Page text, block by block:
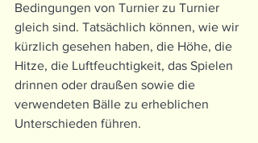
Bedingungen von Turnier zu Turnier
gleich sind. Tatsächlich können, wie wir
kürzlich gesehen haben, die Höhe, die
Hitze, die Luftfeuchtigkeit, das Spielen
drinnen oder draußen sowie die
verwendeten Bälle zu erheblichen
Unterschieden führen.